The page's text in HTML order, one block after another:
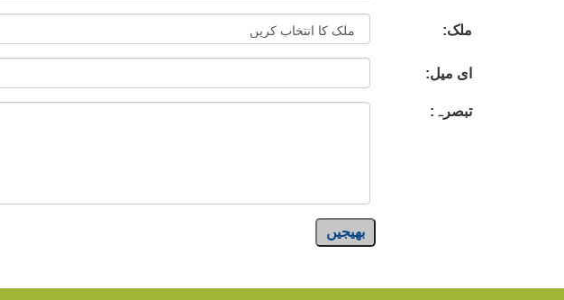
ملک:
ای میل:
تبصرہ:
بھیجیں